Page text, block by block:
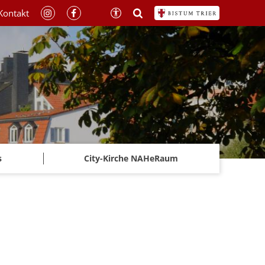
City-Kirche NAHeRaum